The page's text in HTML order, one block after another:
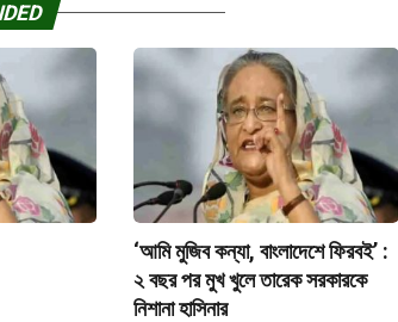
‘আমি মুজিব কন্যা, বাংলাদেশে ফিরবই’ :
২ বছর পর মুখ খুলে তারেক সরকারকে
নিশানা হাসিনার